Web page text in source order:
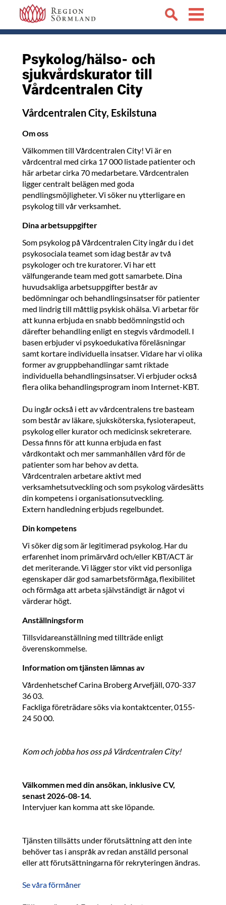
Psykolog/hälso- och
sjukvårdskurator till
Vårdcentralen City
Vårdcentralen City, Eskilstuna
Om oss
Välkommen till Vårdcentralen City! Vi är en
vårdcentral med cirka 17 000 listade patienter och
här arbetar cirka 70 medarbetare. Vårdcentralen
ligger centralt belägen med goda
pendlingsmöjligheter. Vi söker nu ytterligare en
psykolog till vår verksamhet.
Dina arbetsuppgifter
Som psykolog på Vårdcentralen City ingår du i det
psykosociala teamet som idag består av två
psykologer och tre kuratorer. Vi har ett
välfungerande team med gott samarbete. Dina
huvudsakliga arbetsuppgifter består av
bedömningar och behandlingsinsatser för patienter
med lindrig till måttlig psykisk ohälsa. Vi arbetar för
att kunna erbjuda en snabb bedömningstid och
därefter behandling enligt en stegvis vårdmodell. I
basen erbjuder vi psykoedukativa föreläsningar
samt kortare individuella insatser. Vidare har vi olika
former av gruppbehandlingar samt riktade
individuella behandlingsinsatser. Vi erbjuder också
flera olika behandlingsprogram inom Internet-KBT.
Du ingår också i ett av vårdcentralens tre basteam
som består av läkare, sjuksköterska, fysioterapeut,
psykolog eller kurator och medicinsk sekreterare.
Dessa finns för att kunna erbjuda en fast
vårdkontakt och mer sammanhållen vård för de
patienter som har behov av detta.
Vårdcentralen arbetare aktivt med
verksamhetsutveckling och som psykolog värdesätts
din kompetens i organisationsutveckling.
Extern handledning erbjuds regelbundet.
Din kompetens
Vi söker dig som är legitimerad psykolog. Har du
erfarenhet inom primärvård och/eller KBT/ACT är
det meriterande. Vi lägger stor vikt vid personliga
egenskaper där god samarbetsförmåga, flexibilitet
och förmåga att arbeta självständigt är något vi
värderar högt.
Anställningsform
Tillsvidareanställning med tillträde enligt
överenskommelse.
Information om tjänsten lämnas av
Vårdenhetschef Carina Broberg Arvefjäll, 070-337
36 03.
Fackliga företrädare söks via kontaktcenter, 0155-
24 50 00.
Kom och jobba hos oss på Vårdcentralen City!
Välkommen med din ansökan, inklusive CV,
senast 2026-08-14.
Intervjuer kan komma att ske löpande.
Tjänsten tillsätts under förutsättning att den inte
behöver tas i anspråk av redan anställd personal
eller att förutsättningarna för rekryteringen ändras.
Se våra förmåner